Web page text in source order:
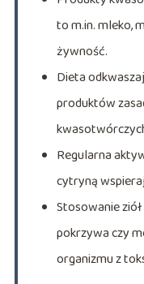
to m.in. mleko,
żywność.
Dieta
produktów
Regularna
cytryną
Stosowanie
pokrzywa czy
organizmu z